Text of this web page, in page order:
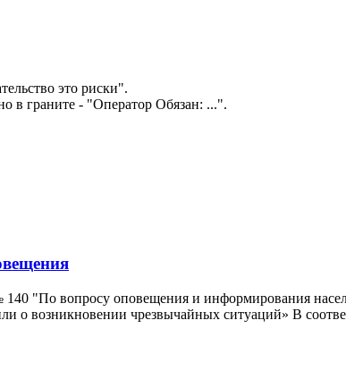
это риски".
в граните - "Оператор Обязан: ...".
"По вопросу оповещения и информирования
о возникновении чрезвычайных ситуаций» В